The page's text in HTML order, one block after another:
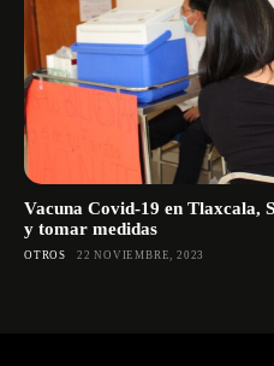
Vacuna Covid-19 en Tlaxcala,
y tomar medidas
OTROS 22 NOVIEMBRE, 2023